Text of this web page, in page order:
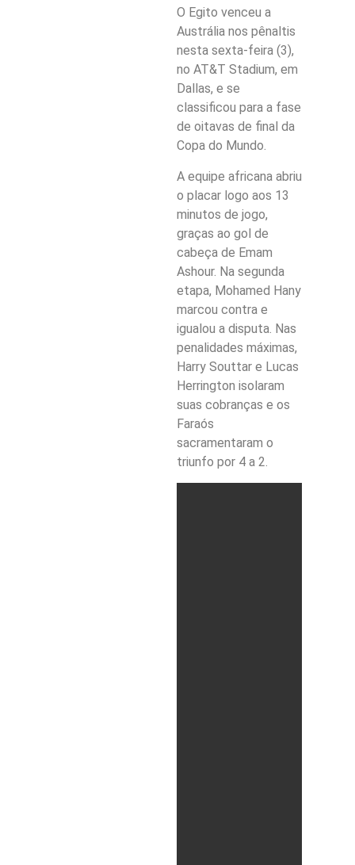
O Egito venceu a
Austrália nos pênaltis
nesta sexta-feira (3),
no AT&T Stadium, em
Dallas, e se
classificou para a fase
de oitavas de final da
Copa do Mundo.
A equipe africana abriu
o placar logo aos 13
minutos de jogo,
graças ao gol de
cabeça de Emam
Ashour. Na segunda
etapa, Mohamed Hany
marcou contra e
igualou a disputa. Nas
penalidades máximas,
Harry Souttar e Lucas
Herrington isolaram
suas cobranças e os
Faraós
sacramentaram o
triunfo por 4 a 2.